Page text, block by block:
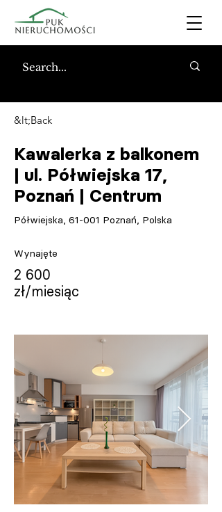
&lt;Back
Kawalerka z balkonem
| ul. Półwiejska 17,
Poznań | Centrum
Półwiejska, 61-001 Poznań, Polska
Wynajęte
2 600
zł/miesiąc